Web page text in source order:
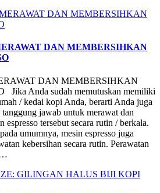
DAN MEMBERSIHKAN
DAN MEMBERSIHKAN
Jika Anda sudah memutuskan memiliki
/ kedai kopi Anda, berarti Anda juga
jawab untuk merawat dan
espresso tersebut secara rutin / berkala.
umumnya, mesin espresso juga
kebersihan secara rutin. Perawatan
…